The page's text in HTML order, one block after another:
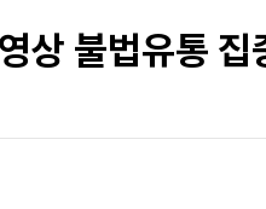
상 불법유통 집